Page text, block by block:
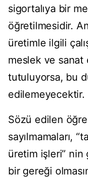
sigortalıya bir
öğretilmesidir.
üretimle ilgili
meslek ve sanat
tutuluyorsa, bu
edilemeyecektir.
Sözü edilen
sayılmamaları,
üretim işleri”
bir gereği